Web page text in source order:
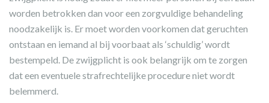
worden betrokken dan voor een zorgvuldige behandeling
noodzakelijk is. Er moet worden voorkomen dat geruchten
ontstaan en iemand al bij voorbaat als ‘schuldig’ wordt
bestempeld. De zwijgplicht is ook belangrijk om te zorgen
dat een eventuele strafrechtelijke procedure niet wordt
belemmerd.